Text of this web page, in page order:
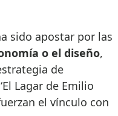
sido apostar por las
o el diseño,
de
Lagar de Emilio
el vínculo con